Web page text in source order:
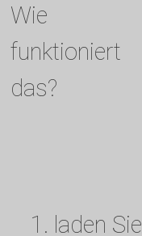
Wie
funktioniert
das?
1. laden